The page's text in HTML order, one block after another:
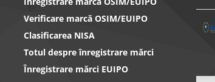
Verificare marcă OSIM/EUIPO
Clasificarea NISA
Totul despre înregistrare mărci
Înregistrare mărci EUIPO